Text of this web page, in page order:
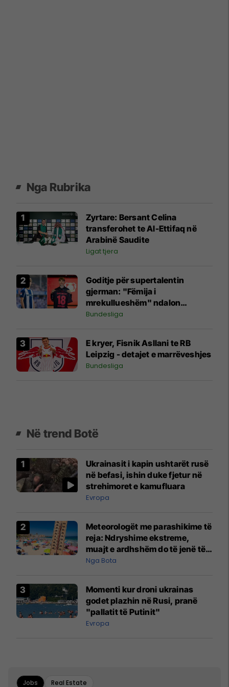
Nga Rubrika
Zyrtare: Bersant Celina
transferohet te Al-Ettifaq në
Arabinë Saudite
Ligat tjera
Goditje për supertalentin
gjerman: "Fëmija i
mrekullueshëm" ndalon
futbollin për shkak të
Bundesliga
E kryer, Fisnik Asllani te RB
Leipzig - detajet e marrëveshjes
Bundesliga
Në trend Botë
Ukrainasit i kapin ushtarët rusë
në befasi, ishin duke fjetur në
strehimoret e kamufluara
Evropa
Meteorologët me parashikime të
reja: Ndryshime ekstreme,
muajt e ardhshëm do të jenë të
pazakontë
Nga Bota
Momenti kur droni ukrainas
godet plazhin në Rusi, pranë
"pallatit të Putinit"
Evropa
Jobs Real Estate